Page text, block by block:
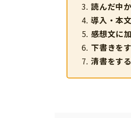
読んだ中
導入・本
感想文に
下書きを
清書をする